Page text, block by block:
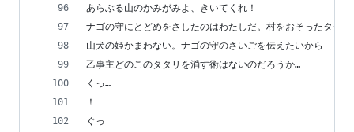
あらぶる山のかみがみよ、きいてくれ！
ナゴの守にとどめをさしたのはわたしだ。村をおそったタタ
山犬の姫かまわない。ナゴの守のさいごを伝えたいから
乙事主どのこのタタリを消す術はないのだろうか…
くっ…
！
ぐっ